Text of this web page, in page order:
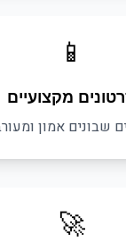
📱
מקצועיים
שבונים אמון
🚀